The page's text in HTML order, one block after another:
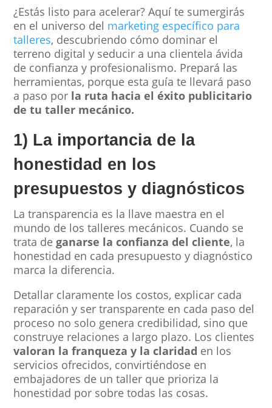
¿Estás listo para acelerar? Aquí te sumergirás
en el universo del marketing específico para
talleres, descubriendo cómo dominar el
terreno digital y seducir a una clientela ávida
de confianza y profesionalismo. Prepará las
herramientas, porque esta guía te llevará paso
a paso por la ruta hacia el éxito publicitario
de tu taller mecánico.
1) La importancia de la
honestidad en los
presupuestos y diagnósticos
La transparencia es la llave maestra en el
mundo de los talleres mecánicos. Cuando se
trata deganarse la confianza del cliente, la
honestidad en cada presupuesto y diagnóstico
marca la diferencia.
Detallar claramente los costos, explicar cada
reparación y ser transparente en cada paso del
proceso no solo genera credibilidad, sino que
construye relaciones a largo plazo. Los clientes
valoran la franqueza y la claridad en los
servicios ofrecidos, convirtiéndose en
embajadores de un taller que prioriza la
honestidad por sobre todas las cosas.